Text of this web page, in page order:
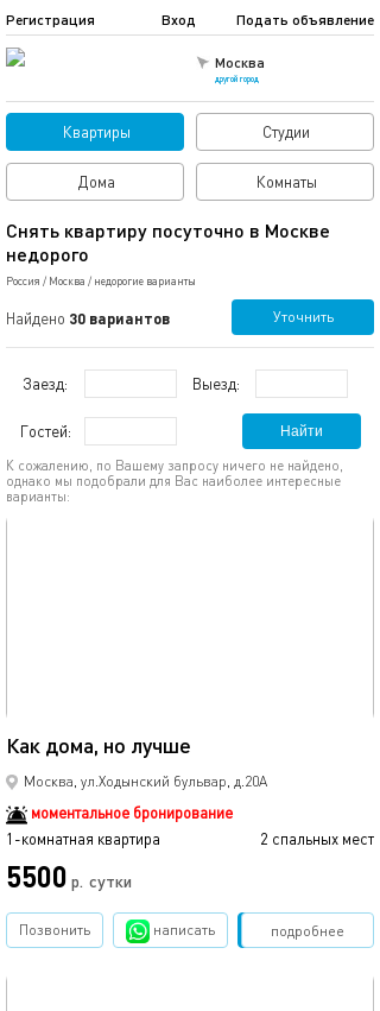
Москва
другой город
Подать объявление
Регистрация Вход
Квартиры Студии
Дома Комнаты
Снять квартиру посуточно в Москве
недорого
Россия / Москва / недорогие варианты
Найдено 30 вариантов Уточнить
Заезд: Выезд:
Гостей: Найти
К сожалению, по Вашему запросу ничего не найдено,
однако мы подобрали для Вас наиболее интересные
варианты:
Как дома, но лучше
Москва, ул.Ходынский бульвар, д.20А
моментальное бронирование
1-комнатная квартира
2 спальных мест
5500 р. сутки
подробнее
Позвонить написать Забронировать